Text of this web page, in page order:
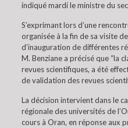
indiqué mardi le ministre du
S’exprimant lors d’une
organisée à la fin de sa visite
d’inauguration de différentes
M. Benziane a précisé que “la
revues scientifiques, a été
de validation des revues
La décision intervient dans le
régionale des universités de
cours à Oran, en réponse aux